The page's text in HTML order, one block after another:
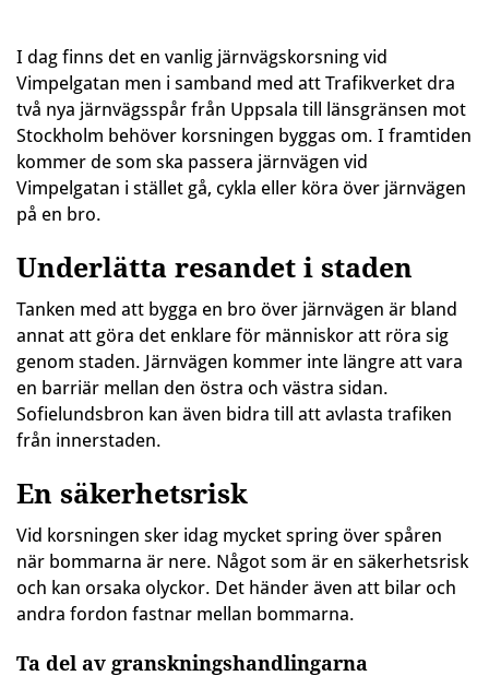
I dag finns det en vanlig järnvägskorsning vid
Vimpelgatan men i samband med att Trafikverket dra
två nya järnvägsspår från Uppsala till länsgränsen mot
Stockholm behöver korsningen byggas om. I framtiden
kommer de som ska passera järnvägen vid
Vimpelgatan i stället gå, cykla eller köra över järnvägen
på en bro.
Underlätta resandet i staden
Tanken med att bygga en bro över järnvägen är bland
annat att göra det enklare för människor att röra sig
genom staden. Järnvägen kommer inte längre att vara
en barriär mellan den östra och västra sidan.
Sofielundsbron kan även bidra till att avlasta trafiken
från innerstaden.
En säkerhetsrisk
Vid korsningen sker idag mycket spring över spåren
när bommarna är nere. Något som är en säkerhetsrisk
och kan orsaka olyckor. Det händer även att bilar och
andra fordon fastnar mellan bommarna.
Ta del av granskningshandlingarna